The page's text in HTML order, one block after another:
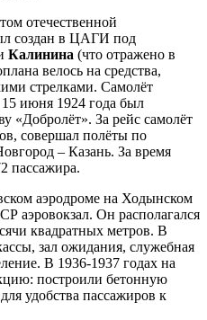
отечественной
создан в ЦАГИ под
Калинина (что отражено в
велось на средства,
стрелками. Самолёт
июня 1924 года был
«Добролёт». За рейс самолёт
совершал полёты по
– Казань. За время
пассажира.
аэродроме на Ходынском
аэровокзал. Он располагался
квадратных метров. В
зал ожидания, служебная
В 1936-1937 годах на
построили бетонную
удобства пассажиров к